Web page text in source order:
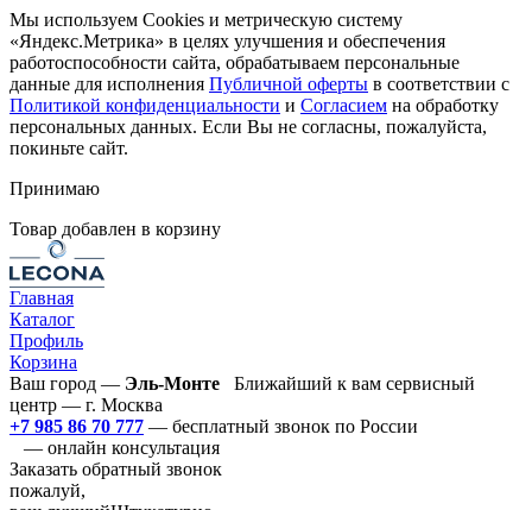
Мы используем Cookies и метрическую систему
«Яндекс.Метрика» в целях улучшения и обеспечения
работоспособности сайта, обрабатываем персональные
данные для исполнения Публичной оферты в соответствии с
Политикой конфиденциальности и Согласием на обработку
персональных данных. Если Вы не согласны, пожалуйста,
покиньте сайт.
Принимаю
Товар добавлен в корзину
Главная
Каталог
Профиль
Корзина
Ваш город — Эль-Монте
Ближайший к вам сервисный
центр — г. Москва
+7 985 86 70 777 — бесплатный звонок по России
— онлайн консультация
Заказать обратный звонок
пожалуй,